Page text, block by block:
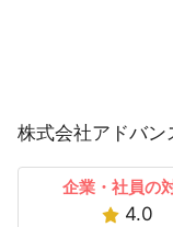
株式会社アドバン
企業・社員の
4.0